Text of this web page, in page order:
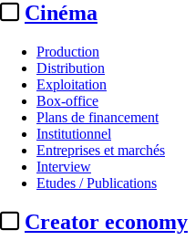
Cinéma
Production
Distribution
Exploitation
Box-office
Plans de financement
Institutionnel
Entreprises et marchés
Interview
Etudes / Publications
Creator economy